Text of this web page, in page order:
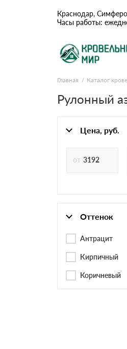
Краснодар,
Часы работы:
О компании
Доставка и
Вопросы-
Главная Каталог
Рулонный
Цена, руб.
Оттенок
Антрацит
Кирпичный
Коричневый